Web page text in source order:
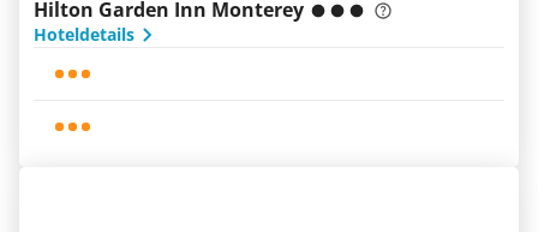
Hilton Garden Inn Monterey
Hoteldetails